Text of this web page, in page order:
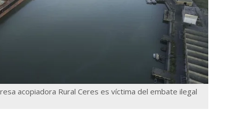
acopiadora Rural Ceres es víctima del embate ilegal